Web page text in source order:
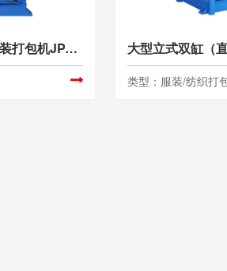
大型立式四面开门服装打包机JPA070T80/T100、JPA1010T160
类型：服装/纺织打